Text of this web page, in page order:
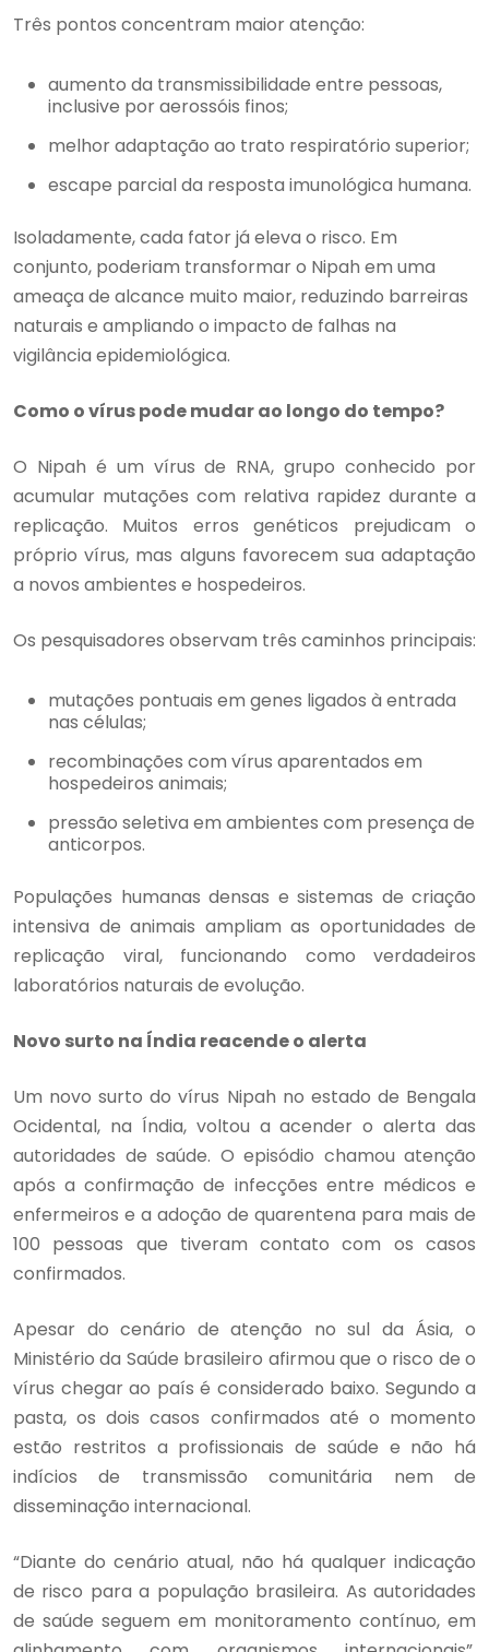
Três pontos concentram maior atenção:
aumento da transmissibilidade entre pessoas,
inclusive por aerossóis finos;
melhor adaptação ao trato respiratório superior;
escape parcial da resposta imunológica humana.
Isoladamente, cada fator já eleva o risco. Em
conjunto, poderiam transformar o Nipah em uma
ameaça de alcance muito maior, reduzindo barreiras
naturais e ampliando o impacto de falhas na
vigilância epidemiológica.
Como o vírus pode mudar ao longo do tempo?
O Nipah é um vírus de RNA, grupo conhecido por
acumular mutações com relativa rapidez durante a
replicação. Muitos erros genéticos prejudicam o
próprio vírus, mas alguns favorecem sua adaptação
a novos ambientes e hospedeiros.
Os pesquisadores observam três caminhos principais:
mutações pontuais em genes ligados à entrada
nas células;
recombinações com vírus aparentados em
hospedeiros animais;
pressão seletiva em ambientes com presença de
anticorpos.
Populações humanas densas e sistemas de criação
intensiva de animais ampliam as oportunidades de
replicação viral, funcionando como verdadeiros
laboratórios naturais de evolução.
Novo surto na Índia reacende o alerta
Um novo surto do vírus Nipah no estado de Bengala
Ocidental, na Índia, voltou a acender o alerta das
autoridades de saúde. O episódio chamou atenção
após a confirmação de infecções entre médicos e
enfermeiros e a adoção de quarentena para mais de
100 pessoas que tiveram contato com os casos
confirmados.
Apesar do cenário de atenção no sul da Ásia, o
Ministério da Saúde brasileiro afirmou que o risco de o
vírus chegar ao país é considerado baixo. Segundo a
pasta, os dois casos confirmados até o momento
estão restritos a profissionais de saúde e não há
indícios de transmissão comunitária nem de
disseminação internacional.
“Diante do cenário atual, não há qualquer indicação
de risco para a população brasileira. As autoridades
de saúde seguem em monitoramento contínuo, em